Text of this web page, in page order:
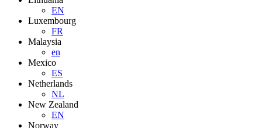
EN
Luxembourg
FR
Malaysia
en
Mexico
ES
Netherlands
NL
New Zealand
EN
Norway